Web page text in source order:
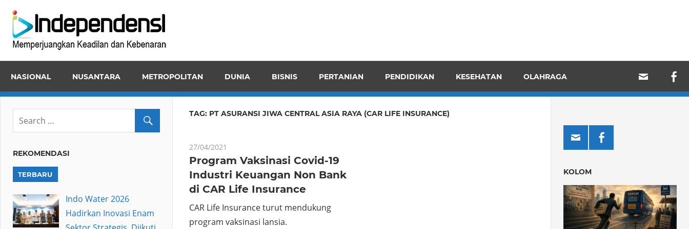
content
dan
NASIONAL NUSANTARA METROPOLITAN DUNIA BISNIS PERTANIAN PENDIDIKAN KESEHATAN OLAHRAGA
TAG: PT ASURANSI JIWA CENTRAL ASIA RAYA (CAR LIFE INSURANCE)
27/04/2021
Program Vaksinasi Covid-19
Industri Keuangan Non Bank
di CAR Life Insurance
CAR Life Insurance turut mendukung
program vaksinasi lansia.
REKOMENDASI
TERBARU
Indo Water 2026
Hadirkan Inovasi Enam
KOLOM